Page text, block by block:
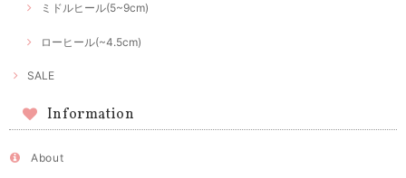
ミドルヒール(5~9cm)
ローヒール(~4.5cm)
SALE
Information
About